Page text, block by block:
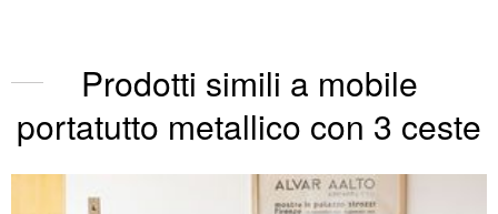
Prodotti simili a mobile
portatutto metallico con 3 ceste